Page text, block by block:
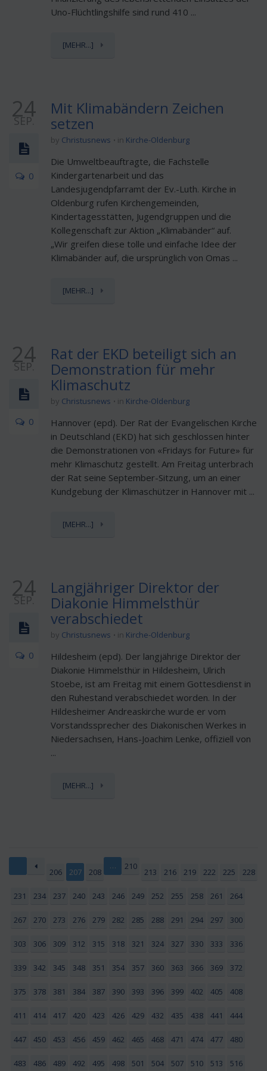
Uno-Flüchtlingshilfe sind rund 410 ...
[MEHR...]
24
SEP.
0
Mit Klimabändern Zeichen
setzen
by Christusnews in Kirche-Oldenburg
Die Umweltbeauftragte, die Fachstelle
Kindergartenarbeit und das
Landesjugendpfarramt der Ev.-Luth. Kirche in
Oldenburg rufen Kirchengemeinden,
Kindertagesstätten, Jugendgruppen und die
Kollegenschaft zur Aktion „Klimabänder“ auf.
„Wir greifen diese tolle und einfache Idee der
Klimabänder auf, die ursprünglich von Omas ...
[MEHR...]
24
SEP.
0
Rat der EKD beteiligt sich an
Demonstration für mehr
Klimaschutz
by Christusnews in Kirche-Oldenburg
Hannover (epd). Der Rat der Evangelischen Kirche
in Deutschland (EKD) hat sich geschlossen hinter
die Demonstrationen von «Fridays for Future» für
mehr Klimaschutz gestellt. Am Freitag unterbrach
der Rat seine September-Sitzung, um an einer
Kundgebung der Klimaschützer in Hannover mit ...
[MEHR...]
24
SEP.
0
Langjähriger Direktor der
Diakonie Himmelsthür
verabschiedet
by Christusnews in Kirche-Oldenburg
Hildesheim (epd). Der langjährige Direktor der
Diakonie Himmelsthür in Hildesheim, Ulrich
Stoebe, ist am Freitag mit einem Gottesdienst in
den Ruhestand verabschiedet worden. In der
Hildesheimer Andreaskirche wurde er vom
Vorstandssprecher des Diakonischen Werkes in
Niedersachsen, Hans-Joachim Lenke, offiziell von
...
[MEHR...]
206 207 208
… 210
213 216 219 222 225 228
231 234 237 240 243 246 249 252 255 258 261 264
267 270 273 276 279 282 285 288 291 294 297 300
303 306 309 312 315 318 321 324 327 330 333 336
339 342 345 348 351 354 357 360 363 366 369 372
375 378 381 384 387 390 393 396 399 402 405 408
411 414 417 420 423 426 429 432 435 438 441 444
447 450 453 456 459 462 465 468 471 474 477 480
483 486 489 492 495 498 501 504 507 510 513 516